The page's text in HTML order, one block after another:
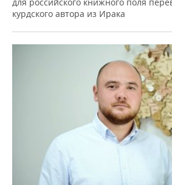
курдского автора из Ирака